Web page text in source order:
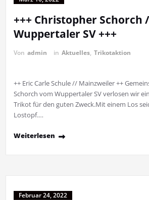
+++ Christopher Schorch /
Wuppertaler SV +++
Von admin in Aktuelles, Trikotaktion
++ Eric Carle Schule // Mainzweiler ++
Schorch vom Wuppertaler SV verlosen wir
Trikot für den guten Zweck.Mit einem Los
Lostopf.…
Weiterlesen
Februar 24, 2022